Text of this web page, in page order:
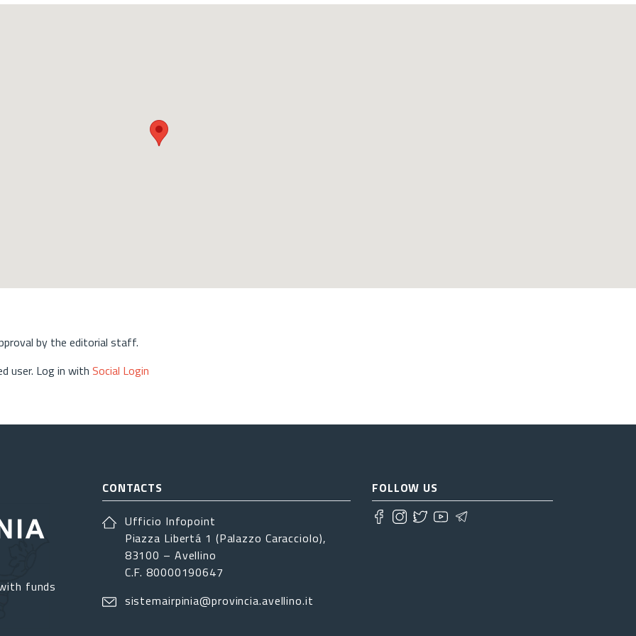
by the editorial staff.
user. Log in with Social Login
funds
CONTACTS
Ufficio Infopoint
Piazza Libertá 1 (Palazzo Caracciolo),
83100 – Avellino
C.F. 80000190647
sistemairpinia@provincia.avellino.it
FOLLOW US